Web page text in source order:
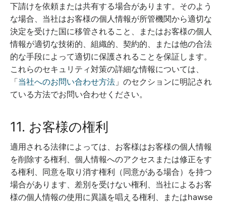
下請けを依頼または共有する場合があります。そのよう
な場合、当社はお客様の個人情報が所管機関から適切な
決定を受けた国に移管されること、またはお客様の個人
情報が適切な技術的、組織的、契約的、または他の合法
的な手段によって適切に保護されることを保証します。
これらのセキュリティ対策の詳細な情報については、
「当社へのお問い合わせ方法 」のセクションに明記され
ている方法でお問い合わせください。
11. お客様の権利
適用される法律によっては、お客様はお客様の個人情報
を削除する権利、個人情報へのアクセスまたは修正をす
る権利、同意を取り消す権利（同意がある場合）を持つ
場合があります、差別を受けない権利、当社によるお客
様の個人情報の使用に異議を唱える権利、またはhawse